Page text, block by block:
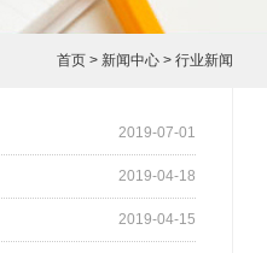
首页 > 新闻中心 > 行业新闻
2019-07-01
2019-04-18
2019-04-15